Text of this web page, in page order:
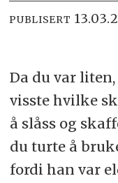
PUBLISERT
Da du var
visste hvilke
å slåss og
du turte å
fordi han var